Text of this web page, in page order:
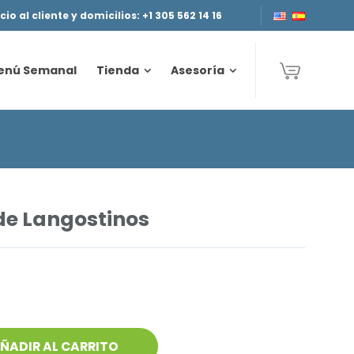
al cliente y domicilios: +1 305 562 14 16
Semanal Tienda Asesoría
Semanal Tienda Asesoría
Langostinos
AL CARRITO